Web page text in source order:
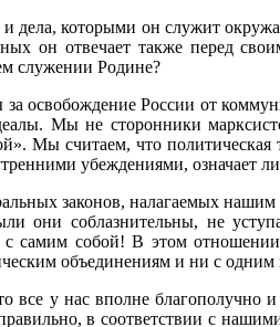
и дела, которыми он служит
он отвечает также перед
служении Родине?
освобождение России от
Мы не сторонники
Мы считаем, что
убеждениями, означает
законов, налагаемых
они соблазнительны, не
самим собой! В этом отношении
объединениям и ни с
все у нас вполне благополучно
правильно, в соответствии с